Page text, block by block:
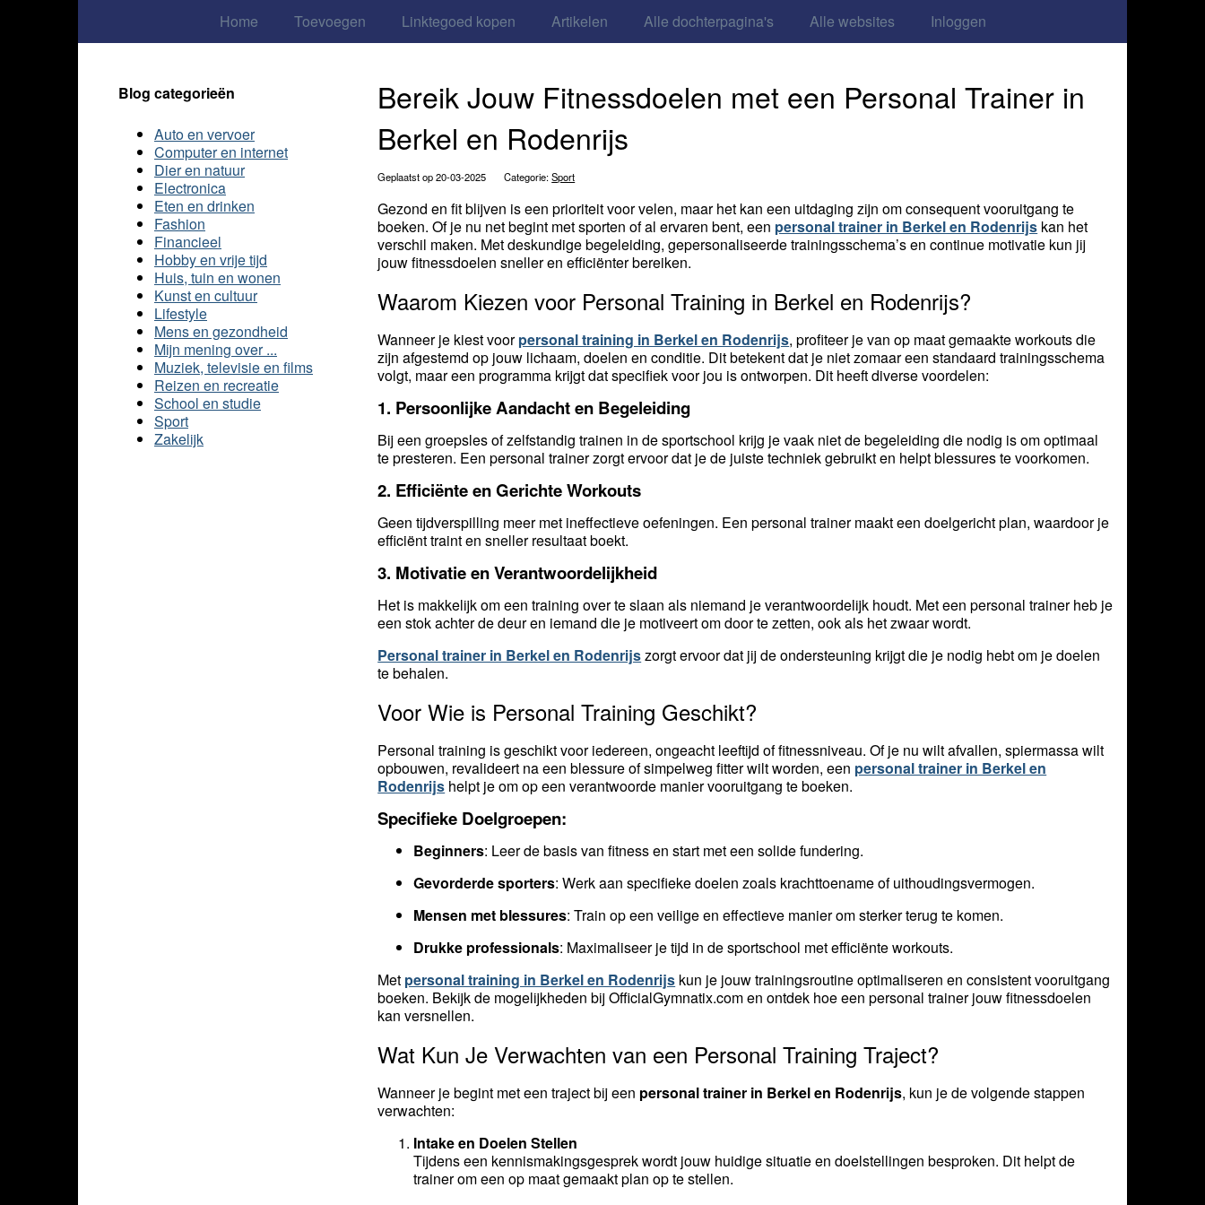
Home Toevoegen Linktegoed kopen Artikelen Alle dochterpagina's Alle websites Inloggen
Bereik Jouw Fitnessdoelen met een Personal Trainer in
Berkel en Rodenrijs
Geplaatst op 20-03-2025 Categorie:Sport
Gezond en fit blijven is een prioriteit voor velen, maar het kan een uitdaging zijn om consequent vooruitgang te
boeken. Of je nu net begint met sporten of al ervaren bent, een personal trainer in Berkel en Rodenrijs kan het
verschil maken. Met deskundige begeleiding, gepersonaliseerde trainingsschema’s en continue motivatie kun jij
jouw fitnessdoelen sneller en efficiënter bereiken.
Waarom Kiezen voor Personal Training in Berkel en Rodenrijs?
Wanneer je kiest voorpersonal training in Berkel en Rodenrijs, profiteer je van op maat gemaakte workouts die
zijn afgestemd op jouw lichaam, doelen en conditie. Dit betekent dat je niet zomaar een standaard trainingsschema
volgt, maar een programma krijgt dat specifiek voor jou is ontworpen. Dit heeft diverse voordelen:
1. Persoonlijke Aandacht en Begeleiding
Bij een groepsles of zelfstandig trainen in de sportschool krijg je vaak niet de begeleiding die nodig is om optimaal
te presteren. Een personal trainer zorgt ervoor dat je de juiste techniek gebruikt en helpt blessures te voorkomen.
2. Efficiënte en Gerichte Workouts
Geen tijdverspilling meer met ineffectieve oefeningen. Een personal trainer maakt een doelgericht plan, waardoor je
efficiënt traint en sneller resultaat boekt.
3. Motivatie en Verantwoordelijkheid
Het is makkelijk om een training over te slaan als niemand je verantwoordelijk houdt. Met een personal trainer heb je
een stok achter de deur en iemand die je motiveert om door te zetten, ook als het zwaar wordt.
Personal trainer in Berkel en Rodenrijszorgt ervoor dat jij de ondersteuning krijgt die je nodig hebt om je doelen
te behalen.
Voor Wie is Personal Training Geschikt?
Personal training is geschikt voor iedereen, ongeacht leeftijd of fitnessniveau. Of je nu wilt afvallen, spiermassa wilt
opbouwen, revalideert na een blessure of simpelweg fitter wilt worden, een personal trainer in Berkel en
Rodenrijs helpt je om op een verantwoorde manier vooruitgang te boeken.
Specifieke Doelgroepen:
Beginners: Leer de basis van fitness en start met een solide fundering.
Gevorderde sporters: Werk aan specifieke doelen zoals krachttoename of uithoudingsvermogen.
Mensen met blessures: Train op een veilige en effectieve manier om sterker terug te komen.
Drukke professionals: Maximaliseer je tijd in de sportschool met efficiënte workouts.
Met personal training in Berkel en Rodenrijs kun je jouw trainingsroutine optimaliseren en consistent vooruitgang
boeken. Bekijk de mogelijkheden bij OfficialGymnatix.com en ontdek hoe een personal trainer jouw fitnessdoelen
kan versnellen.
Wat Kun Je Verwachten van een Personal Training Traject?
Wanneer je begint met een traject bij een personal trainer in Berkel en Rodenrijs, kun je de volgende stappen
verwachten:
Intake en Doelen Stellen
Tijdens een kennismakingsgesprek wordt jouw huidige situatie en doelstellingen besproken. Dit helpt de
trainer om een op maat gemaakt plan op te stellen.
Blog categorieën
Auto en vervoer
Computer en internet
Dier en natuur
Electronica
Eten en drinken
Fashion
Financieel
Hobby en vrije tijd
Huis, tuin en wonen
Kunst en cultuur
Lifestyle
Mens en gezondheid
Mijn mening over ...
Muziek, televisie en films
Reizen en recreatie
School en studie
Sport
Zakelijk